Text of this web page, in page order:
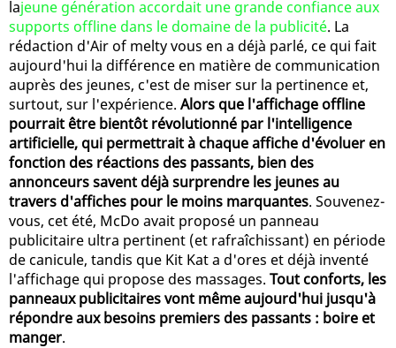
lajeune génération accordait une grande confiance aux
supports offline dans le domaine de la publicité. La
rédaction d'Air of melty vous en a déjà parlé, ce qui fait
aujourd'hui la différence en matière de communication
auprès des jeunes, c'est de miser sur la pertinence et,
surtout, sur l'expérience. Alors que l'affichage offline
pourrait être bientôt révolutionné par l'intelligence
artificielle, qui permettrait à chaque affiche d'évoluer en
fonction des réactions des passants, bien des
annonceurs savent déjà surprendre les jeunes au
travers d'affiches pour le moins marquantes. Souvenez-
vous, cet été, McDo avait proposé un panneau
publicitaire ultra pertinent (et rafraîchissant) en période
de canicule, tandis que Kit Kat a d'ores et déjà inventé
l'affichage qui propose des massages. Tout conforts, les
panneaux publicitaires vont même aujourd'hui jusqu'à
répondre aux besoins premiers des passants : boire et
manger.